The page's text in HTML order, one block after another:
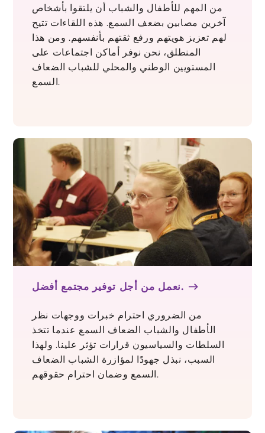
من المهم للأطفال والشباب أن يلتقوا بأشخاص
آخرين مصابين بضعف السمع. هذه اللقاءات تتيح
لهم تعزيز هويتهم ورفع ثقتهم بأنفسهم. ومن هذا
المنطلق، نحن نوفر أماكن اجتماعات على
المستويين الوطني والمحلي للشباب الضعاف
السمع.
نعمل من أجل توفير مجتمع أفضل.
من الضروري احترام خبرات ووجهات نظر
الأطفال والشباب الضعاف السمع عندما تتخذ
السلطات والسياسيون قرارات تؤثر علينا. ولهذا
السبب، نبذل جهودًا لمؤازرة الشباب الضعاف
السمع وضمان احترام حقوقهم.